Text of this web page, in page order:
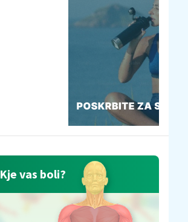
Kje vas boli?